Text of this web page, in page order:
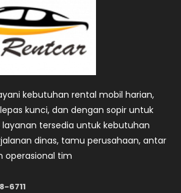
kebutuhan rental mobil harian,
kunci, dan dengan sopir untuk
tersedia untuk kebutuhan
dinas, tamu perusahaan, antar
operasional tim
6711